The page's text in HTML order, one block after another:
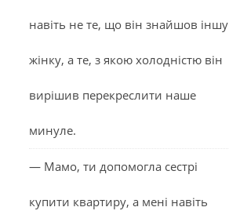
навіть не те, що він знайшов іншу
жінку, а те, з якою холодністю він
вирішив перекреслити наше
минуле.
— Мамо, ти допомогла сестрі
купити квартиру, а мені навіть